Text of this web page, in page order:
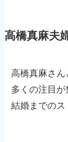
高橋真麻夫
高橋真麻さん
多くの注目
結婚までのス